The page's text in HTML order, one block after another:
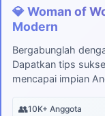
💎 Woman of
Modern
Bergabunglah
Dapatkan tips
mencapai impian
👥10K+ Anggota